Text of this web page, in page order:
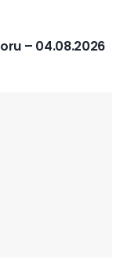
– 04.08.2026